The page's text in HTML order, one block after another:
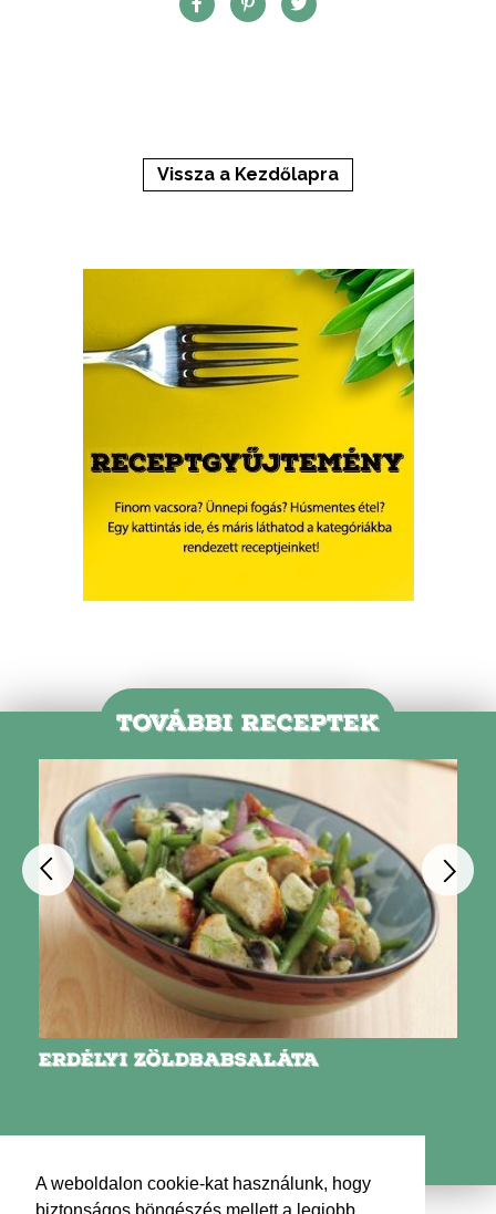
A weboldalon cookie-kat használunk, hogy
Vissza a Kezdőlapra
TOVÁBBI RECEPTEK
ERDÉLYI ZÖLDBABSALÁTA